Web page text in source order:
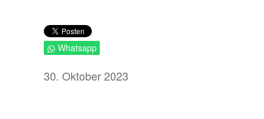
Whatsapp
30. Oktober 2023